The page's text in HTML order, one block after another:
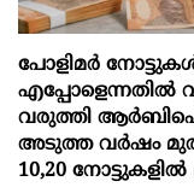
പോളിമർ
എപ്പോളെന്നതിൽ
വരുത്തി
അടുത്ത വർഷം
10,20 നോട്ടുകളിൽ